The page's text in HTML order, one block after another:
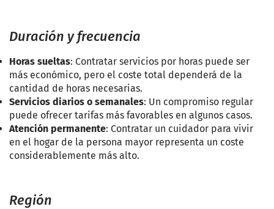
Duración y frecuencia
Horas sueltas: Contratar servicios por horas puede ser
más económico, pero el coste total dependerá de la
cantidad de horas necesarias.
Servicios diarios o semanales: Un compromiso regular
puede ofrecer tarifas más favorables en algunos casos.
Atención permanente: Contratar un cuidador para vivir
en el hogar de la persona mayor representa un coste
considerablemente más alto.
Región